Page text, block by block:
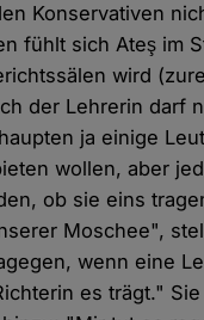
Konservativen
fühlt sich Ateş im
wird
der Lehrerin darf
ja einige
wollen, aber
ob sie eins
Moschee",
wenn eine
es trägt."